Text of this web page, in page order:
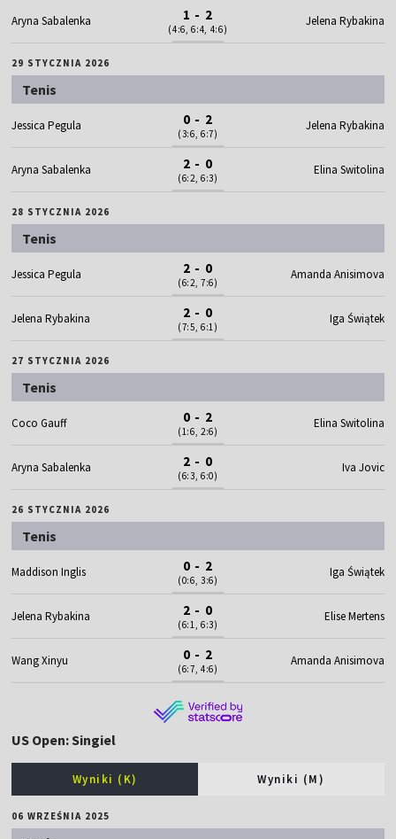
Aryna Sabalenka 1 - 2
(4:6, 6:4, 4:6)
Jelena Rybakina
29 STYCZNIA 2026
Tenis
Jessica Pegula 0 - 2
(3:6, 6:7)
Jelena Rybakina
Aryna Sabalenka 2 - 0
(6:2, 6:3)
Elina Switolina
28 STYCZNIA 2026
Tenis
Jessica Pegula 2 - 0
(6:2, 7:6)
Amanda Anisimova
Jelena Rybakina 2 - 0
(7:5, 6:1)
Iga Świątek
27 STYCZNIA 2026
Tenis
Coco Gauff 0 - 2
(1:6, 2:6)
Elina Switolina
Aryna Sabalenka 2 - 0
(6:3, 6:0)
Iva Jovic
26 STYCZNIA 2026
Tenis
Maddison Inglis 0 - 2
(0:6, 3:6)
Iga Świątek
Jelena Rybakina 2 - 0
(6:1, 6:3)
Elise Mertens
Wang Xinyu 0 - 2
(6:7, 4:6)
Amanda Anisimova
US Open: Singiel
Wyniki (K) Wyniki (M)
06 WRZEŚNIA 2025